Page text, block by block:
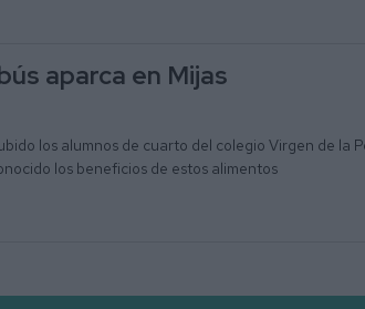
aparca en Mijas
los alumnos de cuarto del colegio Virgen de la
los beneficios de estos alimentos